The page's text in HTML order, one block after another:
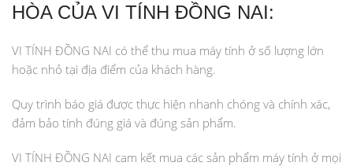
HÒA CỦA VI TÍNH ĐỒNG NAI:
VI TÍNH ĐỒNG NAI có thể thu mua máy tính ở số lượng lớn
hoặc nhỏ tại địa điểm của khách hàng.
Quy trình báo giá được thực hiện nhanh chóng và chính xác,
đảm bảo tính đúng giá và đúng sản phẩm.
VI TÍNH ĐỒNG NAI cam kết mua các sản phẩm máy tính ở mọi